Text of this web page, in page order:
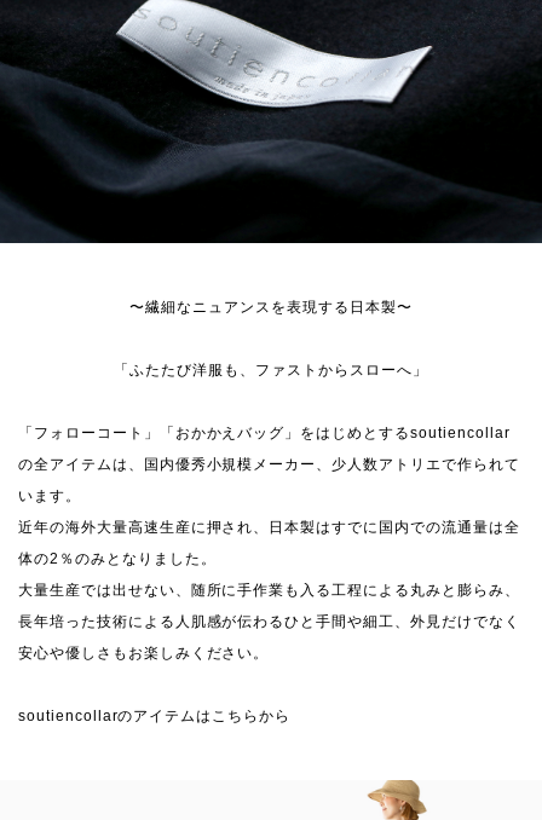
〜繊細なニュアンスを表現する日本製〜
「ふたたび洋服も、ファストからスローへ」
「フォローコート」「おかかえバッグ」をはじめとするsoutiencollar
の全アイテムは、国内優秀小規模メーカー、少人数アトリエで作られて
います。
近年の海外大量高速生産に押され、日本製はすでに国内での流通量は全
体の2％のみとなりました。
大量生産では出せない、随所に手作業も入る工程による丸みと膨らみ、
長年培った技術による人肌感が伝わるひと手間や細工、外見だけでなく
安心や優しさもお楽しみください。
soutiencollarのアイテムはこちらから